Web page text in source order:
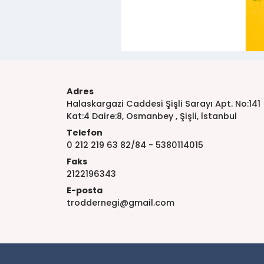
Adres
Halaskargazi Caddesi Şişli Sarayı Apt. No:141
Kat:4 Daire:8, Osmanbey , Şişli, İstanbul
Telefon
0 212 219 63 82/84 - 5380114015
Faks
2122196343
E-posta
troddernegi@gmail.com